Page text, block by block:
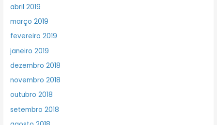
abril 2019
março 2019
fevereiro 2019
janeiro 2019
dezembro 2018
novembro 2018
outubro 2018
setembro 2018